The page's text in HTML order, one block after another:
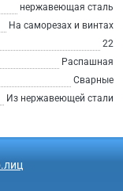
нержавеющая сталь
На саморезах и винтах
22
Распашная
Сварные
Из нержавеющей стали